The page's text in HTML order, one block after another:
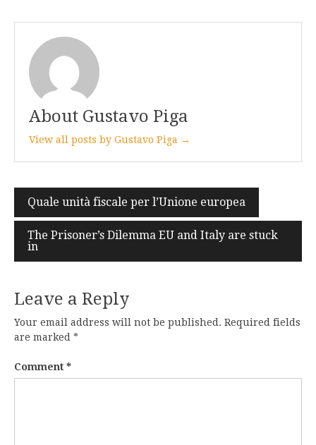
About Gustavo Piga
View all posts by Gustavo Piga →
Post
navigation
Quale unità fiscale per l’Unione europea
The Prisoner’s Dilemma EU and Italy are stuck
in
Leave a Reply
Your email address will not be published. Required fields
are marked *
Comment *